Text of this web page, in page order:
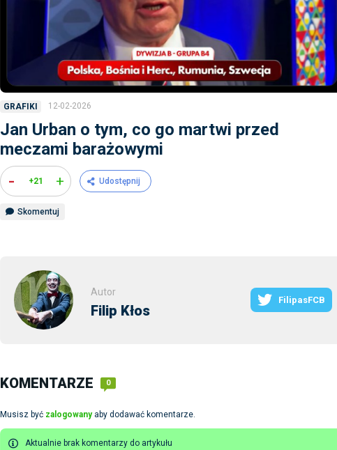
GRAFIKI 12-02-2026
Jan Urban o tym, co go martwi przed
meczami barażowymi
- +21 + Udostępnij
Skomentuj
Autor
Filip Kłos
FilipasFCB
KOMENTARZE 0
Musisz być zalogowanyaby dodawać komentarze.
Aktualnie brak komentarzy do artykułu